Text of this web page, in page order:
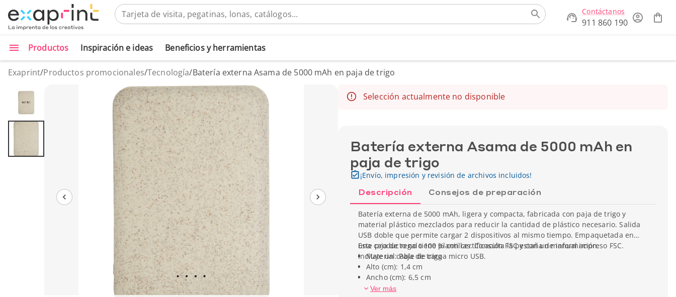
Contáctanos
911 860 190
Productos Inspiración e ideas Beneficios y herramientas
Exaprint/Productos promocionales/Tecnología/Batería externa Asama de 5000 mAh en paja de trigo
Selección actualmente no disponible
Batería externa Asama de 5000 mAh en
paja de trigo
¡Envío, impresión y revisión de archivos incluidos!
Descripción Consejos de preparación
Batería externa de 5000 mAh, ligera y compacta, fabricada con paja de trigo y
material plástico mezclados para reducir la cantidad de plástico necesario. Salida
USB doble que permite cargar 2 dispositivos al mismo tiempo. Empaquetada en
una caja de regalo 100 % con certificación FSC y con un manual impreso FSC.
Incluye un cable de carga micro USB.
Este producto no tiene plantillas. Consulta la pestaña de información.
Material: Paja de trigo
Alto (cm): 1,4 cm
Ancho (cm): 6,5 cm
Peso unitario: 101 g
Ver más